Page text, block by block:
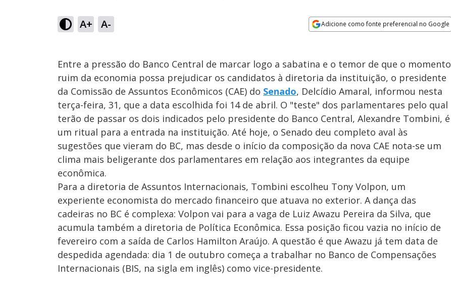
A+ A- Adicione como fonte preferencial no Google
Entre a pressão do Banco Central de marcar logo a sabatina e o temor de que o momento
ruim da economia possa prejudicar os candidatos à diretoria da instituição, o presidente
da Comissão de Assuntos Econômicos (CAE) do Senado, Delcídio Amaral, informou nesta
terça-feira, 31, que a data escolhida foi 14 de abril. O "teste" dos parlamentares pelo qual
terão de passar os dois indicados pelo presidente do Banco Central, Alexandre Tombini, é
um ritual para a entrada na instituição. Até hoje, o Senado deu completo aval às
sugestões que vieram do BC, mas desde o início da composição da nova CAE nota-se um
clima mais beligerante dos parlamentares em relação aos integrantes da equipe
econômica.
Para a diretoria de Assuntos Internacionais, Tombini escolheu Tony Volpon, um
experiente economista do mercado financeiro que atuava no exterior. A dança das
cadeiras no BC é complexa: Volpon vai para a vaga de Luiz Awazu Pereira da Silva, que
acumula também a diretoria de Política Econômica. Essa posição ficou vazia no início de
fevereiro com a saída de Carlos Hamilton Araújo. A questão é que Awazu já tem data de
despedida agendada: dia 1 de outubro começa a trabalhar no Banco de Compensações
Internacionais (BIS, na sigla em inglês) como vice-presidente.